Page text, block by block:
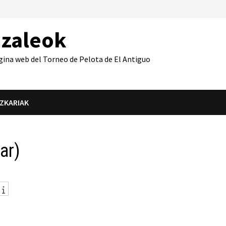
web del Torneo de Pelota de El Antiguo